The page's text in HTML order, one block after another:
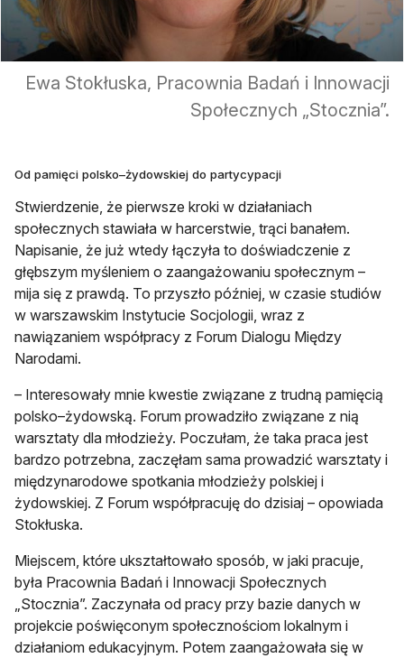
Ewa Stokłuska, Pracownia Badań i Innowacji
Społecznych „Stocznia”.
Od pamięci polsko–żydowskiej do partycypacji
Stwierdzenie, że pierwsze kroki w działaniach
społecznych stawiała w harcerstwie, trąci banałem.
Napisanie, że już wtedy łączyła to doświadczenie z
głębszym myśleniem o zaangażowaniu społecznym –
mija się z prawdą. To przyszło później, w czasie studiów
w warszawskim Instytucie Socjologii, wraz z
nawiązaniem współpracy z Forum Dialogu Między
Narodami.
– Interesowały mnie kwestie związane z trudną pamięcią
polsko–żydowską. Forum prowadziło związane z nią
warsztaty dla młodzieży. Poczułam, że taka praca jest
bardzo potrzebna, zaczęłam sama prowadzić warsztaty i
międzynarodowe spotkania młodzieży polskiej i
żydowskiej. Z Forum współpracuję do dzisiaj – opowiada
Stokłuska.
Miejscem, które ukształtowało sposób, w jaki pracuje,
była Pracownia Badań i Innowacji Społecznych
„Stocznia”. Zaczynała od pracy przy bazie danych w
projekcie poświęconym społecznościom lokalnym i
działaniom edukacyjnym. Potem zaangażowała się w